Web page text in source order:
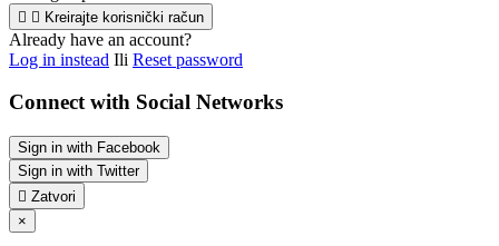
  Kreirajte korisnički račun
Already have an account?
Log in instead Ili Reset password
Connect with Social Networks
Sign in with Facebook
Sign in with Twitter
 Zatvori
×